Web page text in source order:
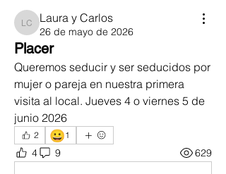
Laura y Carlos
Laura y Carlos
26 de mayo de 2026
Placer
Queremos seducir y ser seducidos por
mujer o pareja en nuestra primera
visita al local. Jueves 4 o viernes 5 de
junio 2026
2 😀1
4 9 629